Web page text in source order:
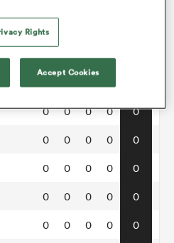
0 0 0 0 0
0 0 0 0 0
0 0 0 0 0
0 0 0 0 0
0 0 0 0 0
Rights
Accept Cookies